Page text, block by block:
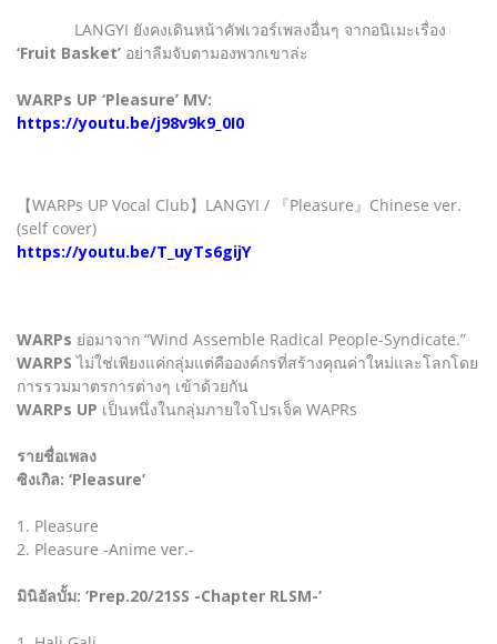
LANGYI ยังคงเดินหน้าคัฟเวอร์เพลงอื่นๆ จากอนิเมะเรื่อง
‘Fruit Basket’ อย่าลืมจับตามองพวกเขาล่ะ
WARPs UP ‘Pleasure’ MV:
https://youtu.be/j98v9k9_0I0
【WARPs UP Vocal Club】LANGYI / 『Pleasure』Chinese ver.
(self cover)
https://youtu.be/T_uyTs6gijY
WARPs ย่อมาจาก “Wind Assemble Radical People-Syndicate.”
WARPS ไม่ใช่เพียงแค่กลุ่มแต่คือองค์กรที่สร้างคุณค่าใหม่และโลกโดย
การรวมมาตรการต่างๆ เข้าด้วยกัน
WARPs UP เป็นหนึ่งในกลุ่มภายใจโปรเจ็ค WAPRs
รายชื่อเพลง
ซิงเกิล: ‘Pleasure’
1. Pleasure
2. Pleasure -Anime ver.-
มินิอัลบั้ม: ‘Prep.20/21SS -Chapter RLSM-’